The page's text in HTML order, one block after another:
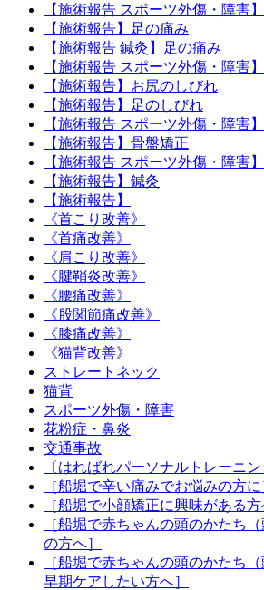
【施術報告 スポーツ外傷・障害
【施術報告】足の痛み
【施術報告 鍼灸】足の痛み
【施術報告 スポーツ外傷・障害
【施術報告】お尻のしびれ
【施術報告】足のしびれ
【施術報告 スポーツ外傷・障害
【施術報告】骨盤矯正
【施術報告 スポーツ外傷・障害
【施術報告】鍼灸
【施術報告】
《首こり改善》
《首痛改善》
《肩こり改善》
《腱鞘炎改善》
《腰痛改善》
《股関節痛改善》
《膝痛改善》
《猫背改善》
ストレートネック
猫背
スポーツ外傷・障害
花粉症・鼻炎
交通事故
〔はればれパーソナルトレーニン
［船堀で辛い痛みでお悩みの方に
［船堀で小顔矯正に興味がある方
［船堀で赤ちゃんの頭のかたち
の方へ］
［船堀で赤ちゃんの頭のかたち
早期ケアしたい方へ］